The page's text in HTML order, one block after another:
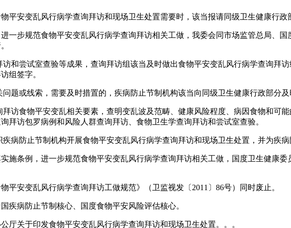
安变乱风行病学查询拜访和现场卫生处置需要时，该当报请同级卫生健康行政
步规范食物平安变乱风行病学查询拜访相关工做，我委会同市场监管总局、国
尝试室查验等成果，查询拜访组该当及时做出食物平安变乱风行病学查询拜
组签字。
或线索，需要及时措置的，疾病防止节制机构该当向同级卫生健康行政部分及
食物平安变乱相关要素，查明变乱波及范畴、健康风险程度、病因食物和可
拜访包罗病例和风险人群查询拜访、食物卫生学查询拜访和尝试室查验。
防止节制机构开展食物平安变乱风行病学查询拜访和现场卫生处置，并为疾病
条例，进一步规范食物平安变乱风行病学查询拜访相关工做，国度卫生健康委
安变乱风行病学查询拜访工做规范》（卫监视发〔2011〕86号）同时废止。
病防止节制核心、国度食物平安风险评估核心。
关于印发食物平安变乱风行病学查询拜访和现场卫生处置。。。